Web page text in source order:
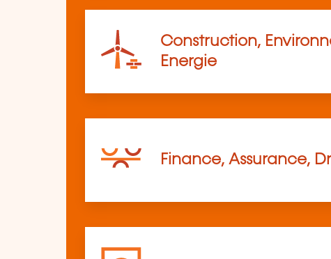
Construction,
Energie
Finance, Assurance,